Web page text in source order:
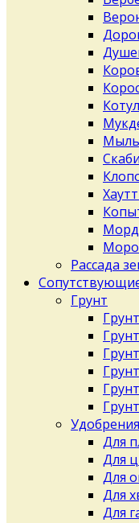
Рассада
Грунт
Удобрения
Для
Для
Для
Для
Для